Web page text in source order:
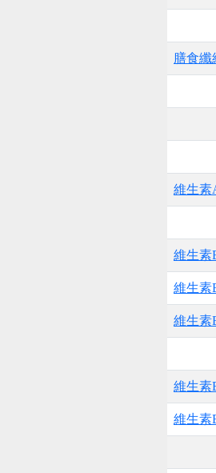
膳食纖
維生素
維生素
維生素
維生素
維生素
維生素